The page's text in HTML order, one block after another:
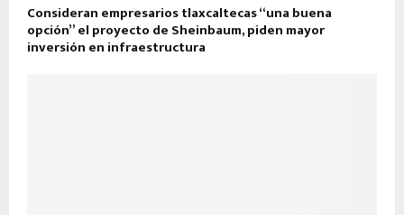
Consideran empresarios tlaxcaltecas “una buena
opción” el proyecto de Sheinbaum, piden mayor
inversión en infraestructura